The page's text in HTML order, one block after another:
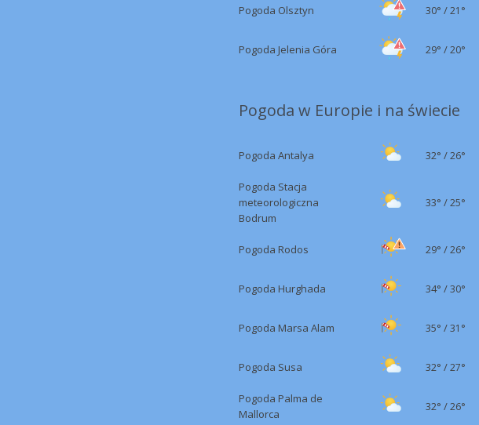
Pogoda Olsztyn 30° /21°
Pogoda Jelenia Góra 29° /20°
Pogoda w Europie i na świecie
Pogoda Antalya 32° /26°
Pogoda Stacja
meteorologiczna
Bodrum
33° /25°
Pogoda Rodos 29° /26°
Pogoda Hurghada 34° /30°
Pogoda Marsa Alam 35° /31°
Pogoda Susa 32° /27°
Pogoda Palma de
Mallorca
32° /26°